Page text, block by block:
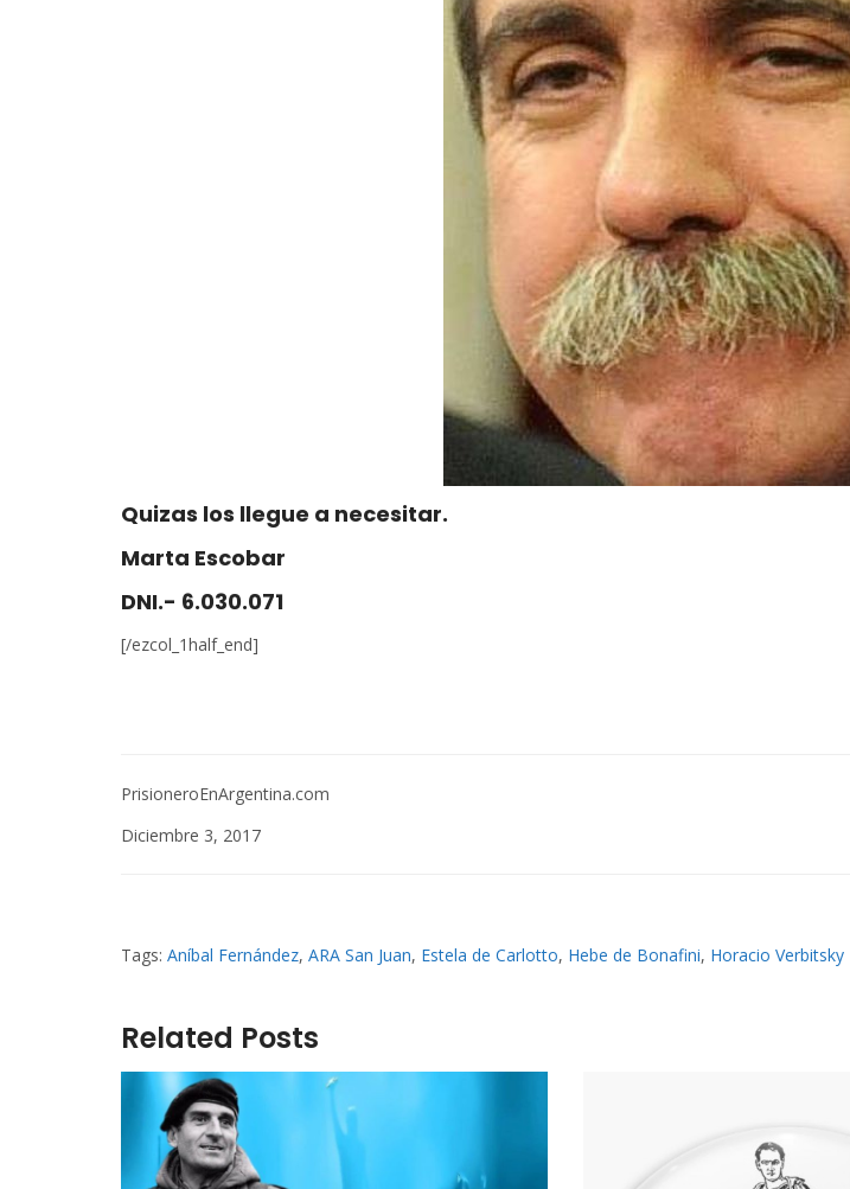
Quizas los llegue a necesitar.
Marta Escobar
DNI.- 6.030.071
[/ezcol_1half_end]
PrisioneroEnArgentina.com
Diciembre 3, 2017
Tags: Aníbal Fernández, ARA San Juan, Estela de Carlotto, Hebe de Bonafini, Horacio Verbitsky
Related Posts